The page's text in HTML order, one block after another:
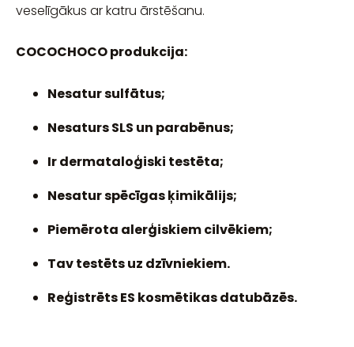
veselīgākus ar katru ārstēšanu.
COCOCHOCO produkcija:
Nesatur sulfātus;
Nesaturs SLS un parabēnus;
Ir dermataloģiski testēta;
Nesatur spēcīgas ķimikālijs;
Piemērota alerģiskiem cilvēkiem;
Tav testēts uz dzīvniekiem.
Reģistrēts ES kosmētikas datubāzēs.